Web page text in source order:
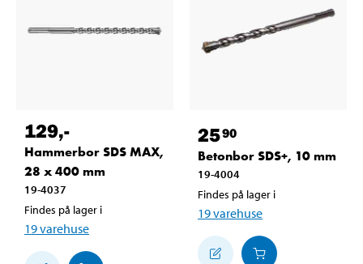
129,-
Hammerbor SDS MAX,
28 x 400 mm
19-4037
Findes på lager i
19varehuse
2590
Betonbor SDS+, 10 mm
19-4004
Findes på lager i
19varehuse